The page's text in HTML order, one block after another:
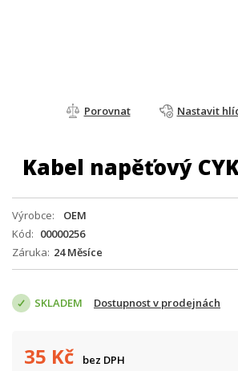
Porovnat Nastavit
Kabel napěťový
Výrobce
OEM
Kód
00000256
Záruka 24 Měsíce
SKLADEM Dostupnost v prodejnách
35 Kč
bez DPH